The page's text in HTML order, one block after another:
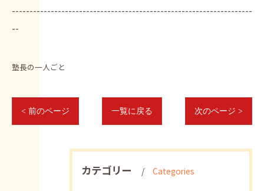
--------------------------------------------------------------------
--
塾長の一人ごと
< 前のページ 一覧に戻る 次のページ >
カテゴリー Categories